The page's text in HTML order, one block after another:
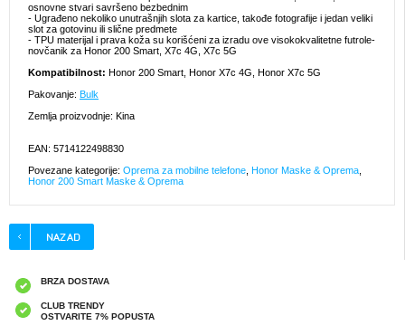
osnovne stvari savršeno bezbednim
- Ugrađeno nekoliko unutrašnjih slota za kartice, takođe fotografije i jedan veliki
slot za gotovinu ili slične predmete
- TPU materijal i prava koža su korišćeni za izradu ove visokokvalitetne futrole-
novčanik za Honor 200 Smart, X7c 4G, X7c 5G
Kompatibilnost: Honor 200 Smart, Honor X7c 4G, Honor X7c 5G
Pakovanje: Bulk
Zemlja proizvodnje: Kina
EAN: 5714122498830
Povezane kategorije: Oprema za mobilne telefone Honor Maske & Oprema
Honor 200 Smart Maske & Oprema
BRZA DOSTAVA
CLUB TRENDY
OSTVARITE 7% POPUSTA